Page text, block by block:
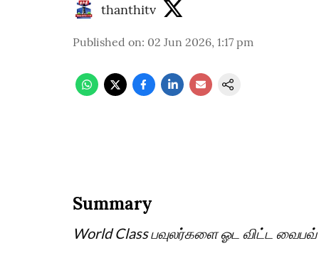
thanthitv
Published on: 02 Jun 2026, 1:17 pm
Summary
World Class பவுலர்களை ஓட விட்ட